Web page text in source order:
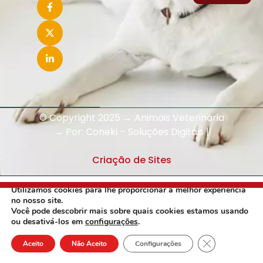
© Copyright 2025 → Animais Veterinária
→ Por: Coneki – Soluções Digitais |
Criação de Sites
Utilizamos cookies para lhe proporcionar a melhor experiência
no nosso site.
Você pode descobrir mais sobre quais cookies estamos usando
ou desativá-los em configurações.
Aceito Não Aceito Configurações Close GDPR